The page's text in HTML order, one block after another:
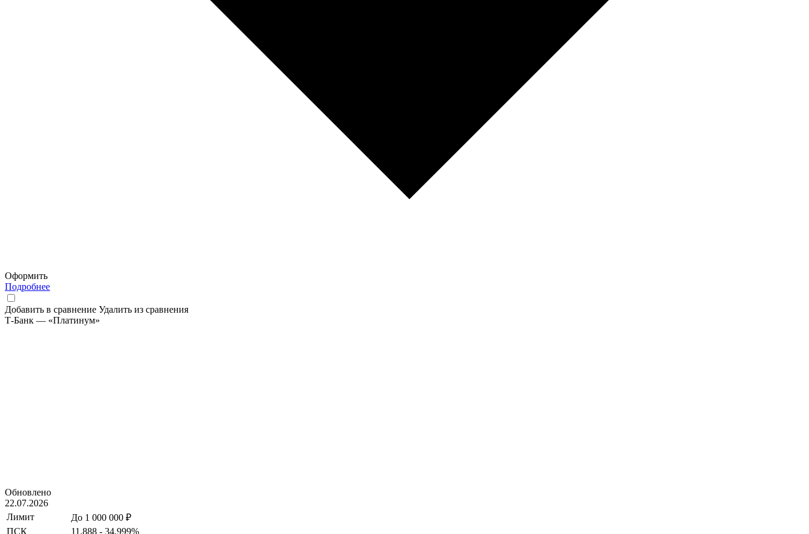
Оформить
Подробнее
Добавить в сравнение Удалить из сравнения
Т-Банк — «Платинум»
Обновлено
22.07.2026
Лимит
До 1 000 000 ₽
ПСК
11.888 - 34.999%